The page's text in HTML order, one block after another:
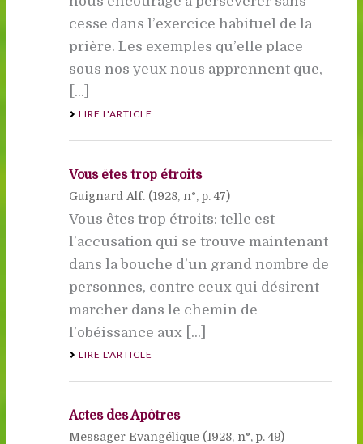
cesse dans l’exercice habituel de la
prière. Les exemples qu’elle place
sous nos yeux nous apprennent que,
[...]
LIRE L'ARTICLE
Vous êtes trop étroits
Guignard Alf. (1928, n°, p. 47)
Vous êtes trop étroits: telle est
l’accusation qui se trouve maintenant
dans la bouche d’un grand nombre de
personnes, contre ceux qui désirent
marcher dans le chemin de
l’obéissance aux [...]
LIRE L'ARTICLE
Actes des Apôtres
Messager Evangélique (1928, n°, p. 49)